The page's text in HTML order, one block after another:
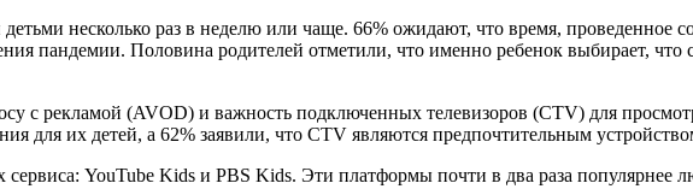
детьми несколько раз в неделю или чаще. 66% ожидают, что время, проведенное
пандемии. Половина родителей отметили, что именно ребенок выбирает, что
с рекламой (AVOD) и важность подключенных телевизоров (CTV) для
для их детей, а 62% заявили, что CTV являются предпочтительным
YouTube Kids и PBS Kids. Эти платформы почти в два раза популярнее